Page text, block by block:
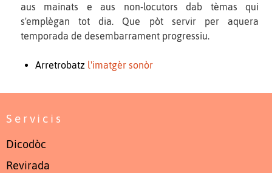
aus mainats e aus non-locutors dab tèmas qui
s'emplègan tot dia. Que pòt servir per aquera
temporada de desembarrament progressiu.
Arretrobatz l'imatgèr sonòr
Servicis
Dicodòc
Revirada